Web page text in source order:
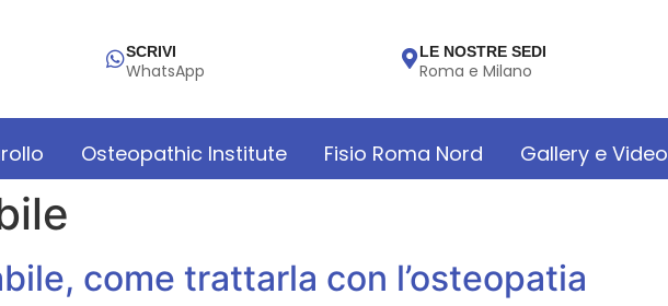
SCRIVI
WhatsApp
LE NOSTRE SEDI
Roma e Milano
Osteopathic Institute Fisio Roma Nord Gallery e Video
come trattarla con l’osteopatia